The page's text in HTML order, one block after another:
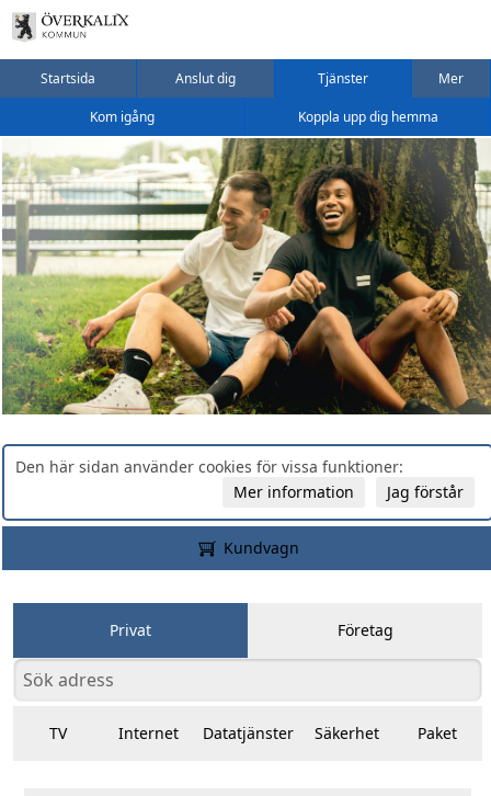
Startsida Anslut dig Tjänster Mer
Kom igång Koppla upp dig hemma
Den här sidan använder cookies för vissa funktioner:
Jag förstår
Mer information
Kundvagn
Privat Företag
TV Internet Datatjänster Säkerhet Paket